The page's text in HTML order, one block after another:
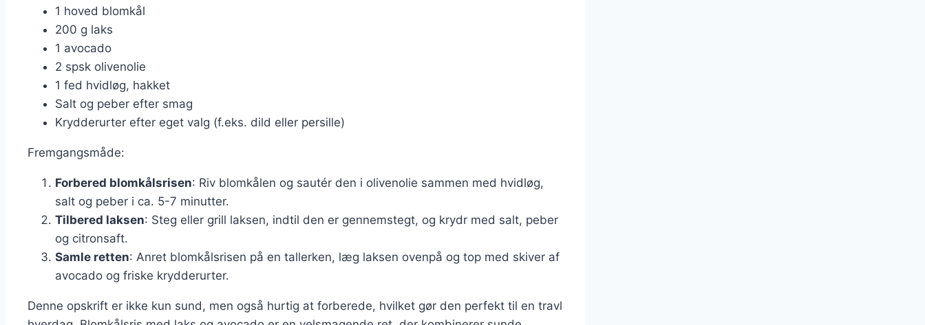
1 hoved blomkål
200 g laks
1 avocado
2 spsk olivenolie
1 fed hvidløg, hakket
Salt og peber efter smag
Krydderurter efter eget valg (f.eks. dild eller persille)
Fremgangsmåde:
Forbered blomkålsrisen: Riv blomkålen og sautér den i olivenolie sammen med hvidløg,
salt og peber i ca. 5-7 minutter.
Tilbered laksen: Steg eller grill laksen, indtil den er gennemstegt, og krydr med salt, peber
og citronsaft.
Samle retten: Anret blomkålsrisen på en tallerken, læg laksen ovenpå og top med skiver af
avocado og friske krydderurter.
Denne opskrift er ikke kun sund, men også hurtig at forberede, hvilket gør den perfekt til en travl